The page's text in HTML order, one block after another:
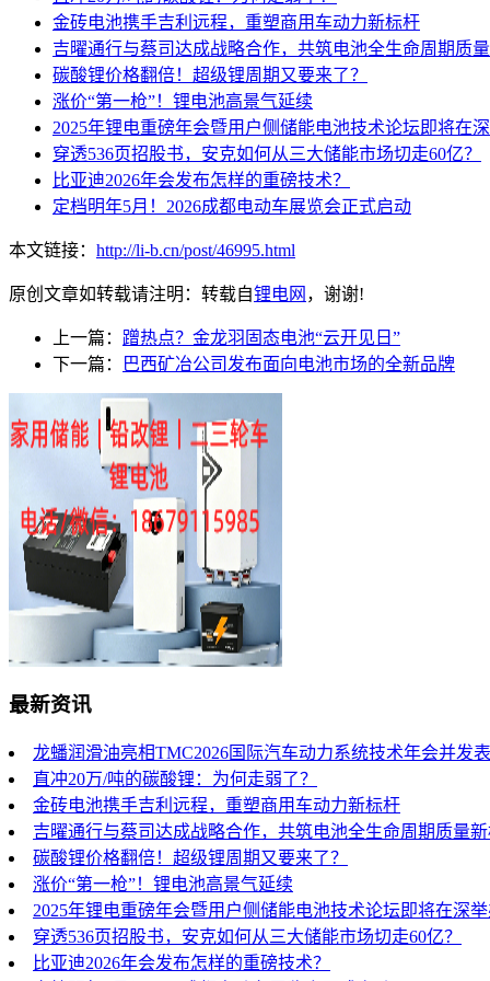
金砖电池携手吉利远程，重塑商用车动力新标杆
吉曜通行与蔡司达成战略合作，共筑电池全生命周期质
碳酸锂价格翻倍！超级锂周期又要来了？
涨价“第一枪”！锂电池高景气延续
2025年锂电重磅年会暨用户侧储能电池技术论坛即将在深
穿透536页招股书，安克如何从三大储能市场切走60亿？
比亚迪2026年会发布怎样的重磅技术？
定档明年5月！2026成都电动车展览会正式启动
本文链接： http://li-b.cn/post/46995.html
原创文章如转载请注明：转载自锂电网 ，谢谢!
上一篇： 蹭热点？金龙羽固态电池“云开见日”
下一篇：
巴西矿冶公司发布面向电池市场的全新品牌
最新资讯
龙蟠润滑油亮相TMC2026国际汽车动力系统技术年会并发
直冲20万/吨的碳酸锂：为何走弱了？
金砖电池携手吉利远程，重塑商用车动力新标杆
吉曜通行与蔡司达成战略合作，共筑电池全生命周期质量
碳酸锂价格翻倍！超级锂周期又要来了？
涨价“第一枪”！锂电池高景气延续
2025年锂电重磅年会暨用户侧储能电池技术论坛即将在深举
穿透536页招股书，安克如何从三大储能市场切走60亿？
比亚迪2026年会发布怎样的重磅技术？